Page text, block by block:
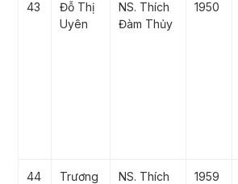
43
Đỗ Thị
Uyên
NS. Thích
Đàm Thủy
1950
44
Trương
NS. Thích
1959